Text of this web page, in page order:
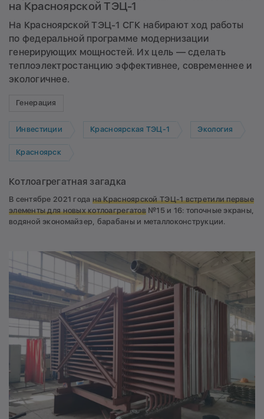
на Красноярской ТЭЦ-1
На Красноярской ТЭЦ-1 СГК набирают ход работы
по федеральной программе модернизации
генерирующих мощностей. Их цель — сделать
теплоэлектростанцию эффективнее, современнее и
экологичнее.
Генерация
Инвестиции Красноярская ТЭЦ-1 Экология
Красноярск
Котлоагрегатная загадка
В сентябре 2021 года на Красноярской ТЭЦ-1 встретилипервые
элементы для новых котлоагрегатов№15 и 16: топочные экраны,
водяной экономайзер, барабаны и металлоконструкции.